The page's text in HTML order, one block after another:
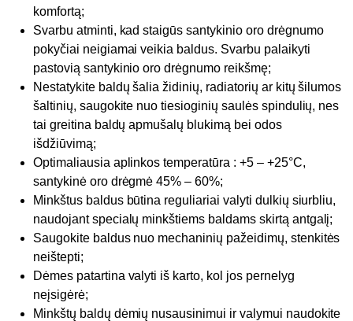
komfortą;
Svarbu atminti, kad staigūs santykinio oro drėgnumo
pokyčiai neigiamai veikia baldus. Svarbu palaikyti
pastovią santykinio oro drėgnumo reikšmę;
Nestatykite baldų šalia židinių, radiatorių ar kitų šilumos
šaltinių, saugokite nuo tiesioginių saulės spindulių, nes
tai greitina baldų apmušalų blukimą bei odos
išdžiūvimą;
Optimaliausia aplinkos temperatūra : +5 – +25°C,
santykinė oro drėgmė 45% – 60%;
Minkštus baldus būtina reguliariai valyti dulkių siurbliu,
naudojant specialų minkštiems baldams skirtą antgalį;
Saugokite baldus nuo mechaninių pažeidimų, stenkitės
neištepti;
Dėmes patartina valyti iš karto, kol jos pernelyg
neįsigėrė;
Minkštų baldų dėmių nusausinimui ir valymui naudokite